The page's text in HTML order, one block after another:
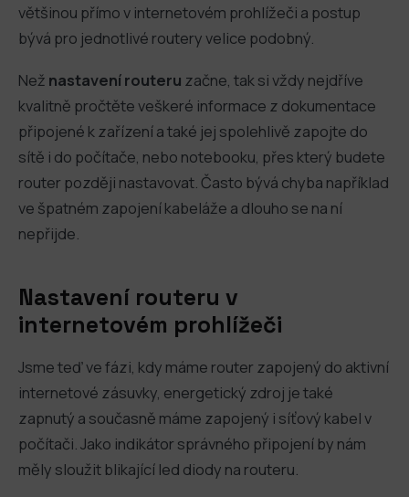
většinou přímo v internetovém prohlížeči a postup
bývá pro jednotlivé routery velice podobný.
Než nastavení routeru začne, tak si vždy nejdříve
kvalitně pročtěte veškeré informace z dokumentace
připojené k zařízení a také jej spolehlivě zapojte do
sítě i do počítače, nebo notebooku, přes který budete
router později nastavovat. Často bývá chyba například
ve špatném zapojení kabeláže a dlouho se na ní
nepřijde.
Nastavení routeru v
internetovém prohlížeči
Jsme teď ve fázi, kdy máme router zapojený do aktivní
internetové zásuvky, energetický zdroj je také
zapnutý a současně máme zapojený i síťový kabel v
počítači. Jako indikátor správného připojení by nám
měly sloužit blikající led diody na routeru.